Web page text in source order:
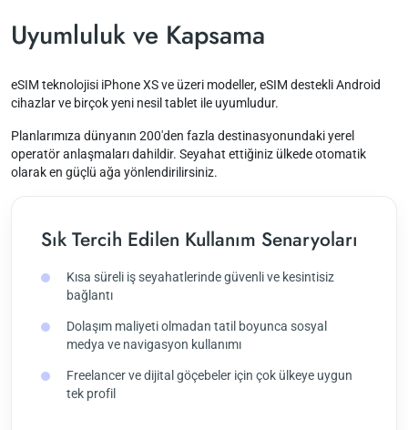
Uyumluluk ve Kapsama
eSIM teknolojisi iPhone XS ve üzeri modeller, eSIM destekli Android
cihazlar ve birçok yeni nesil tablet ile uyumludur.
Planlarımıza dünyanın 200'den fazla destinasyonundaki yerel
operatör anlaşmaları dahildir. Seyahat ettiğiniz ülkede otomatik
olarak en güçlü ağa yönlendirilirsiniz.
Sık Tercih Edilen Kullanım Senaryoları
Kısa süreli iş seyahatlerinde güvenli ve kesintisiz
bağlantı
Dolaşım maliyeti olmadan tatil boyunca sosyal
medya ve navigasyon kullanımı
Freelancer ve dijital göçebeler için çok ülkeye uygun
tek profil